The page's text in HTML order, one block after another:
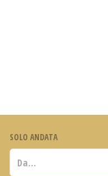
SOLO ANDATA